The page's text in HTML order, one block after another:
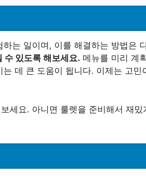
는 일이며, 이를 해결하는 방법은
수 있도록 해보세요. 메뉴를 미리 계
데 큰 도움이 됩니다. 이제는 고민
세요. 아니면 룰렛을 준비해서 재밌